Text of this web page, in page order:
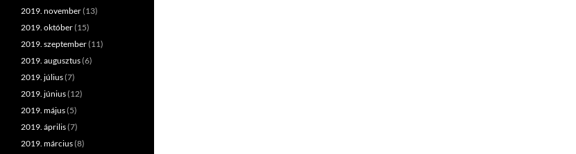
2019. november(13)
2019. október(15)
2019. szeptember(11)
2019. augusztus(6)
2019. július(7)
2019. június(12)
2019. május(5)
2019. április(7)
2019. március(8)